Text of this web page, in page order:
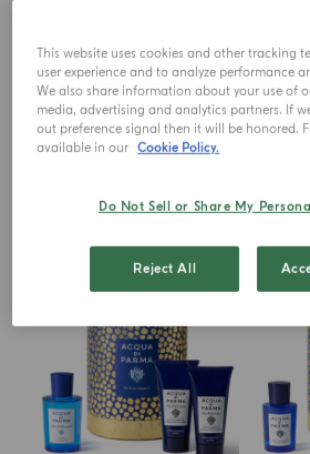
Colonia C.l.u.b.
€ 173.00
This website uses cookies and other tracking
user experience and to analyze performance
We also share information about your use of
media, advertising and analytics partners. If
out preference signal then it will be honored.
available in our Cookie Policy.
Do Not Sell or Share My
Reject All